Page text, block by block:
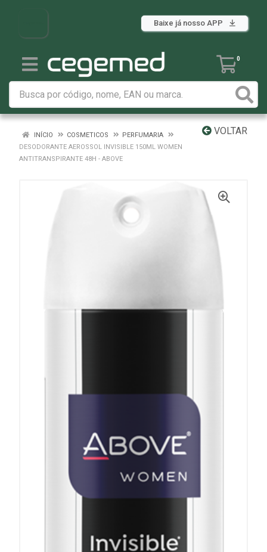
Baixe já nosso APP
0
VOLTAR
INÍCIO COSMETICOS
PERFUMARIA
DESODORANTE AEROSSOL INVISIBLE 150ML WOMEN
ANTITRANSPIRANTE 48H - ABOVE